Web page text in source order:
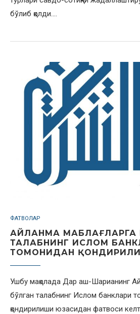
бўлиб қолди.…
ФАТВОЛАР
АЙЛАНМА МАБЛАҒЛАРГА
ТАЛАБНИНГ ИСЛОМ
ТОМОНИДАН
Ушбу мақолада Дар аш-Шарианинг
бўлган талабнинг Ислом банклари
қондирилиши юзасидан фатвоси